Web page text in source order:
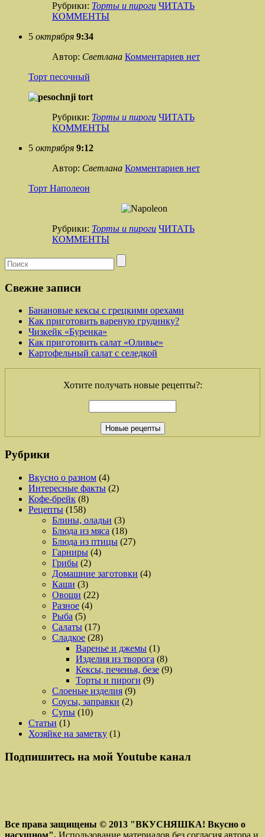
Рубрики: Торты и пироги ЧИТАТЬ
КОММЕНТЫ
5 октрября 9:34
Автор: Светлана Комментариев нет
Торт песочный
Рубрики: Торты и пироги ЧИТАТЬ
КОММЕНТЫ
5 октрября 9:12
Автор: Светлана Комментариев нет
Торт Наполеон
Рубрики: Торты и пироги ЧИТАТЬ
КОММЕНТЫ
Свежие записи
Банановые кексы с грецкими орехами
Как приготовить вареную грудинку?
Чизкейк «Буренка»
Как приготовить салат «Оливье»
Картофельный салат с селедкой
Хотите получать новые рецепты?:
Рубрики
Вкусно о разном (4)
Интересные факты (2)
Кофе-брейк (8)
Рецепты (158)
Блины, оладьи (3)
Блюда из мяса (18)
Блюда из птицы (27)
Гарниры (4)
Грибы (2)
Домашние заготовки (4)
Каши (3)
Овощи (22)
Разное (4)
Рыба (5)
Салаты (17)
Сладкое (28)
Варенье и джемы (1)
Изделия из творога (8)
Кексы, печенья, безе (9)
Торты и пироги (9)
Слоеные изделия (9)
Соусы, заправки (2)
Супы (10)
Статьи (1)
Хозяйке на заметку (1)
Подпишитесь на мой Youtube канал
Все права защищены © 2013 "ВКУСНЯШКА! Вкусно о